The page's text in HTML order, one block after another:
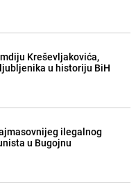
Kreševljakovića,
u historiju BiH
ilegalnog
u Bugojnu